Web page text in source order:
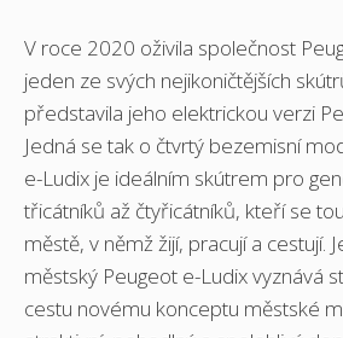
V roce 2020 oživila společnost
jeden ze svých nejikoničtějších
představila jeho elektrickou verzi
Jedná se tak o čtvrtý bezemisní
e-Ludix je ideálním skútrem pro
třicátníků až čtyřicátníků, kteří se
městě, v němž žijí, pracují a cestují.
městský Peugeot e-Ludix vyznává
cestu novému konceptu městské